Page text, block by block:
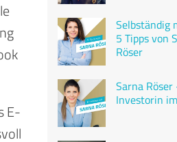
E-
Selbständig
5 Tipps von
Röser
Sarna Röser
Investorin